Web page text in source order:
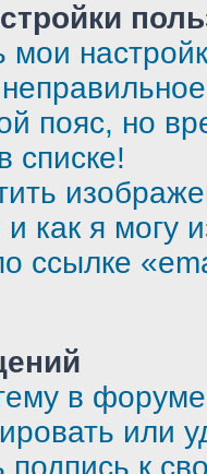
мои
пояс, но
списке!
как я могу
ссылке
в
или
подпись к